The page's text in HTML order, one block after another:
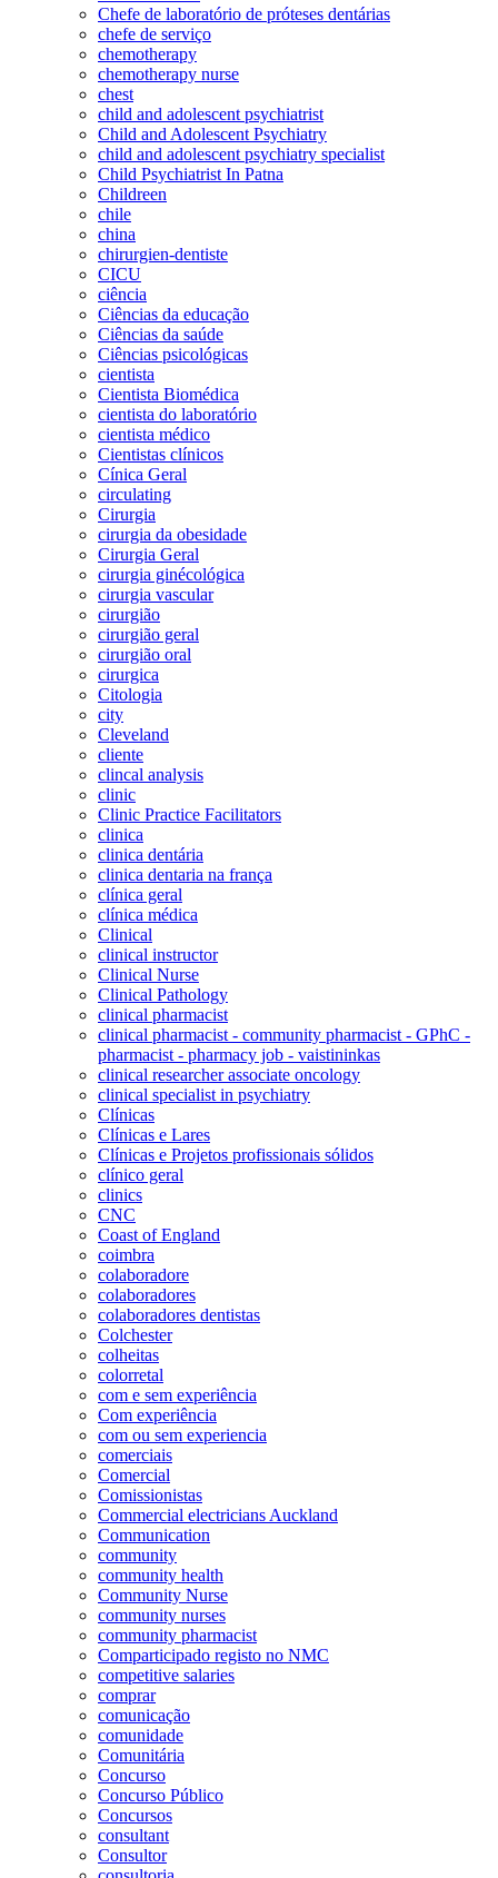
Chefe de laboratório de próteses dentárias
chefe de serviço
chemotherapy
chemotherapy nurse
chest
child and adolescent psychiatrist
Child and Adolescent Psychiatry
child and adolescent psychiatry specialist
Child Psychiatrist In Patna
Childreen
chile
china
chirurgien-dentiste
CICU
ciência
Ciências da educação
Ciências da saúde
Ciências psicológicas
cientista
Cientista Biomédica
cientista do laboratório
cientista médico
Cientistas clínicos
Cínica Geral
circulating
Cirurgia
cirurgia da obesidade
Cirurgia Geral
cirurgia ginécológica
cirurgia vascular
cirurgião
cirurgião geral
cirurgião oral
cirurgica
Citologia
city
Cleveland
cliente
clincal analysis
clinic
Clinic Practice Facilitators
clinica
clinica dentária
clinica dentaria na frança
clínica geral
clínica médica
Clinical
clinical instructor
Clinical Nurse
Clinical Pathology
clinical pharmacist
clinical pharmacist - community pharmacist - GPhC -
pharmacist - pharmacy job - vaistininkas
clinical researcher associate oncology
clinical specialist in psychiatry
Clínicas
Clínicas e Lares
Clínicas e Projetos profissionais sólidos
clínico geral
clinics
CNC
Coast of England
coimbra
colaboradore
colaboradores
colaboradores dentistas
Colchester
colheitas
colorretal
com e sem experiência
Com experiência
com ou sem experiencia
comerciais
Comercial
Comissionistas
Commercial electricians Auckland
Communication
community
community health
Community Nurse
community nurses
community pharmacist
Comparticipado registo no NMC
competitive salaries
comprar
comunicação
comunidade
Comunitária
Concurso
Concurso Público
Concursos
consultant
Consultor